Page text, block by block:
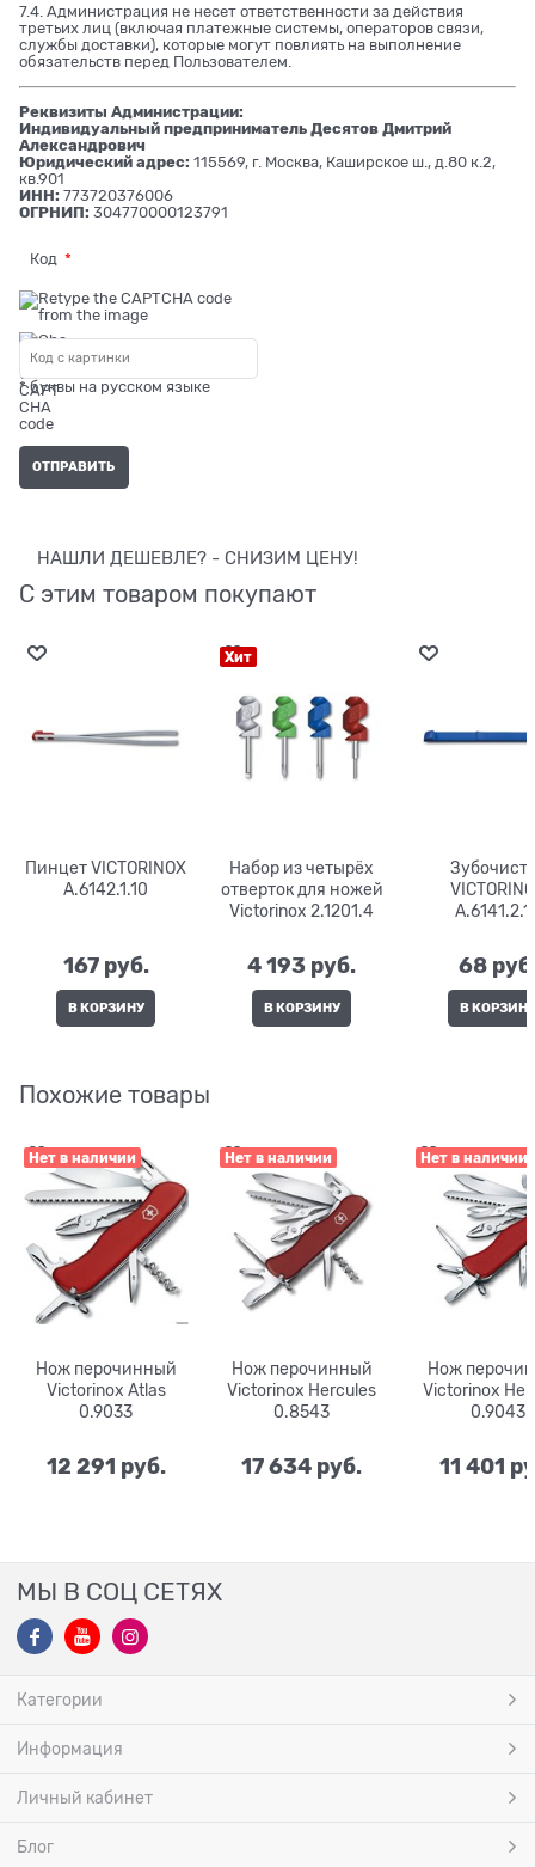
7.4. Администрация не несет ответственности за действия
третьих лиц (включая платежные системы, операторов связи,
службы доставки), которые могут повлиять на выполнение
обязательств перед Пользователем.
Реквизиты Администрации:
Индивидуальный предприниматель Десятов Дмитрий
Александрович
Юридический адрес: 115569, г. Москва, Каширское ш., д.80 к.2,
кв.901
ИНН: 773720376006
ОГРНИП: 304770000123791
Код
* буквы на русском языке
НАШЛИ ДЕШЕВЛЕ? - СНИЗИМ ЦЕНУ!
С этим товаром покупают
Пинцет VICTORINOX
A.6142.1.10
167 руб.
В КОРЗИНУ
Хит
Набор из четырёх
отверток для ножей
Victorinox 2.1201.4
4 193 руб.
В КОРЗИНУ
68
В КОРЗИНУ
Похожие товары
Нет в наличии
Нож перочинный
Victorinox Atlas
0.9033
12 291 руб.
Нет в наличии
Нож перочинный
Victorinox Hercules
0.8543
17 634 руб.
Нет в наличии
Нож
Victorinox
0.9043
11 401
МЫ В СОЦ СЕТЯХ
Категории
Информация
Личный кабинет
Блог